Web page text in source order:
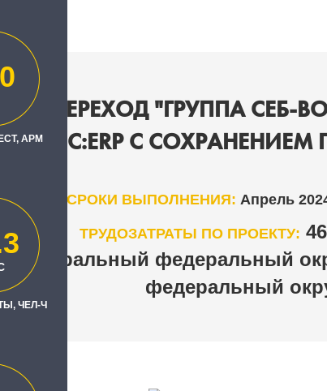
ПЕРЕХОД "ГРУППА СЕБ-
НА 1С:ERP С
СРОКИ ВЫПОЛНЕНИЯ: Апрель
ТРУДОЗАТРАТЫ ПО ПРОЕКТУ:
Центральный федеральный
федеральный
АРМ
ЧЕЛ-Ч